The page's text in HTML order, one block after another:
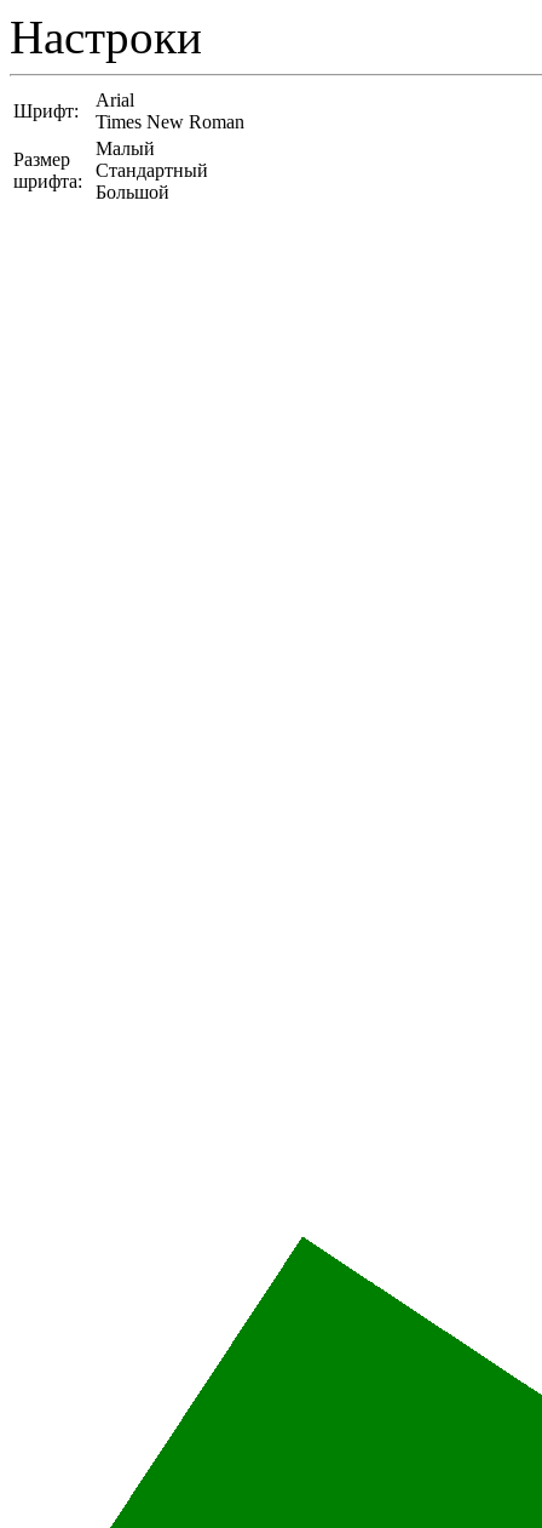
Настроки
Шрифт:
Arial
Times New Roman
Размер
шрифта:
Малый
Стандартный
Большой